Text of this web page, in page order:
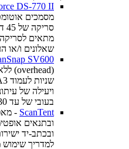
DS-770 II
מתאים
שאלונים ו/או
SV600
ויעילה של
בעובי של עד 30 מ"מ.
ScanTent
-
ובתנאים
ובכתב-יד
למדריך שימוש